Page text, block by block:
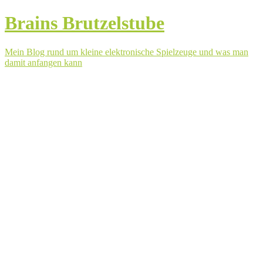
Brains Brutzelstube
Mein Blog rund um kleine elektronische Spielzeuge und was man
damit anfangen kann